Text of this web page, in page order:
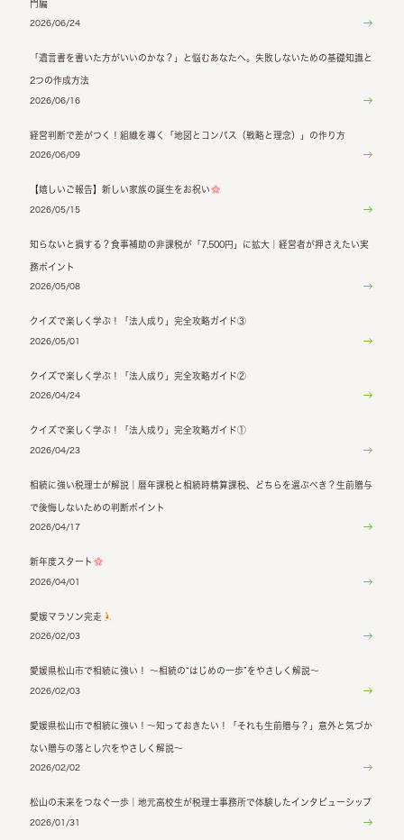
門編
2026/06/24
「遺言書を書いた方がいいのかな？」と悩むあなたへ。失敗しないための基礎知識と
2つの作成方法
2026/06/16
経営判断で差がつく！組織を導く「地図とコンパス（戦略と理念）」の作り方
2026/06/09
【嬉しいご報告】新しい家族の誕生をお祝い
2026/05/15
知らないと損する？食事補助の非課税が「7,500円」に拡大｜経営者が押さえたい実
務ポイント
2026/05/08
クイズで楽しく学ぶ！「法人成り」完全攻略ガイド③
2026/05/01
クイズで楽しく学ぶ！「法人成り」完全攻略ガイド②
2026/04/24
クイズで楽しく学ぶ！「法人成り」完全攻略ガイド①
2026/04/23
相続に強い税理士が解説｜暦年課税と相続時精算課税、どちらを選ぶべき？生前贈与
で後悔しないための判断ポイント
2026/04/17
新年度スタート
2026/04/01
愛媛マラソン完走
2026/02/03
愛媛県松山市で相続に強い！ ～相続の“はじめの一歩”をやさしく解説～
2026/02/03
愛媛県松山市で相続に強い！～知っておきたい！「それも生前贈与？」意外と気づか
ない贈与の落とし穴をやさしく解説～
2026/02/02
松山の未来をつなぐ一歩｜地元高校生が税理士事務所で体験したインタビューシップ
2026/01/31